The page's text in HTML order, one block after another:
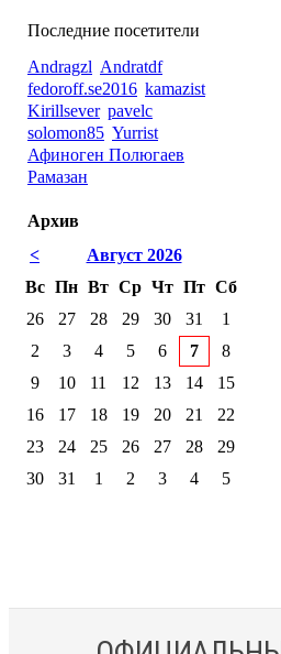
Последние посетители
Andragzl Andratdf
fedoroff.se2016 kamazist
Kirillsever pavelc
solomon85 Yurrist
Афиноген Полюгаев
Рамазан
Архив
<
Август 2026
Вс Пн Вт Ср Чт Пт Сб
26
27 28 29 30 31
1
2
3 4 5 6 7
8
9
10 11 12 13 14
15
16
17 18 19 20 21
22
23
24 25 26 27 28
29
30
31 1 2 3 4 5